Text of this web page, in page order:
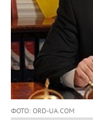
ФОТО: ORD-UA.COM